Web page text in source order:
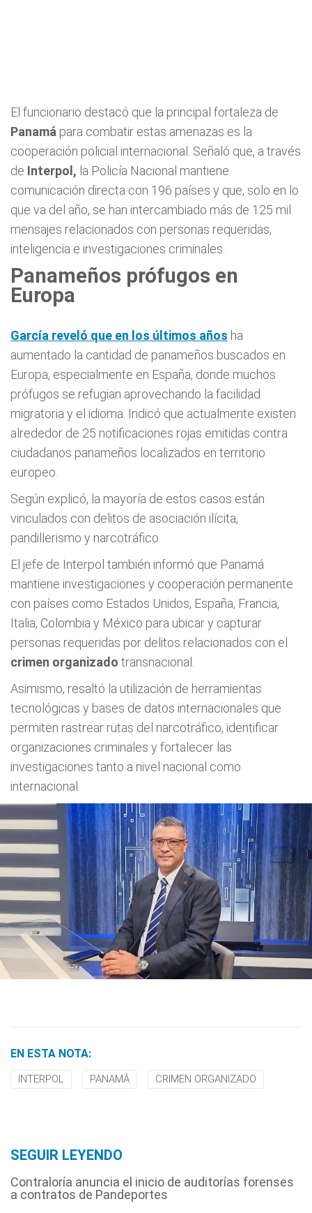
El funcionario destacó que la principal fortaleza de
Panamá para combatir estas amenazas es la
cooperación policial internacional. Señaló que, a través
de Interpol, la Policía Nacional mantiene
comunicación directa con 196 países y que, solo en lo
que va del año, se han intercambiado más de 125 mil
mensajes relacionados con personas requeridas,
inteligencia e investigaciones criminales.
Panameños prófugos en
Europa
García reveló que en los últimos años ha
aumentado la cantidad de panameños buscados en
Europa, especialmente en España, donde muchos
prófugos se refugian aprovechando la facilidad
migratoria y el idioma. Indicó que actualmente existen
alrededor de 25 notificaciones rojas emitidas contra
ciudadanos panameños localizados en territorio
europeo.
Según explicó, la mayoría de estos casos están
vinculados con delitos de asociación ilícita,
pandillerismo y narcotráfico.
El jefe de Interpol también informó que Panamá
mantiene investigaciones y cooperación permanente
con países como Estados Unidos, España, Francia,
Italia, Colombia y México para ubicar y capturar
personas requeridas por delitos relacionados con el
crimen organizado transnacional.
Asimismo, resaltó la utilización de herramientas
tecnológicas y bases de datos internacionales que
permiten rastrear rutas del narcotráfico, identificar
organizaciones criminales y fortalecer las
investigaciones tanto a nivel nacional como
internacional.
EN ESTA NOTA:
INTERPOL PANAMÁ CRIMEN ORGANIZADO
SEGUIR LEYENDO
Contraloría anuncia el inicio de auditorías forenses
a contratos de Pandeportes